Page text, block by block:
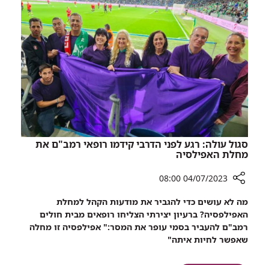
בחולי
אפילפסיה
שלא
מגיבים
לתרופות
סגול עולה: רגע לפני הדרבי קידמו רופאי רמב"ם את
מחלת האפילסיה
שיתוף
סגול
עולה:
רגע
04/07/2023 08:00
מה לא עושים כדי להגביר את מודעות הקהל למחלת
האפילפסיה? ברעיון יצירתי הצליחו רופאים מבית חולים
רמב"ם להעביר בסמי עופר את המסר:" אפילפסיה זו מחלה
שאפשר לחיות איתה"